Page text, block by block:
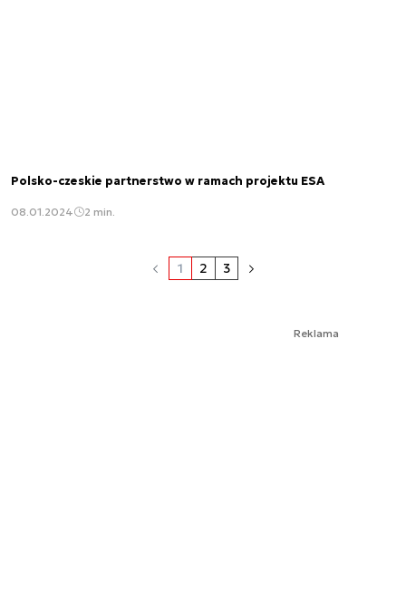
Polsko-czeskie partnerstwo w ramach projektu ESA
08.01.2024 2 min.
1 2 3
Reklama